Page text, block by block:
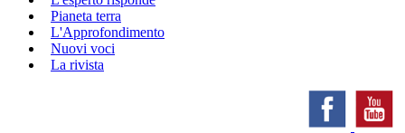
Pianeta terra
L'Approfondimento
Nuovi voci
La rivista